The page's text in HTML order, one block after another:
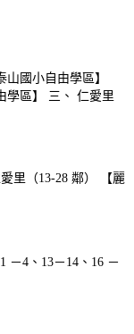
國小自由學區】
學區】 三、 仁愛里
里（13-28 鄰） 【麗
－4、13－14、16 －